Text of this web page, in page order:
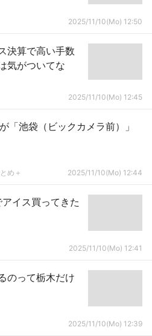
2025/11/10(Mo) 12:50
決算で高い手数
気がついてな
2025/11/10(Mo) 12:45
「池袋（ビックカメラ前）」
め＋ 2025/11/10(Mo) 12:44
アイス買ってきた
2025/11/10(Mo) 12:41
のって栃木だけ
2025/11/10(Mo) 12:39